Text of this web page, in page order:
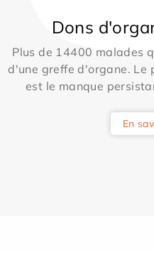
Dons
Plus de 14400 malades
d'une greffe d'organe. Le
est le manque
En